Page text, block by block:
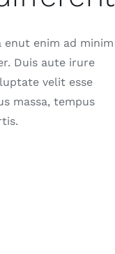
enut enim ad minim
Duis aute irure
velit esse
massa, tempus